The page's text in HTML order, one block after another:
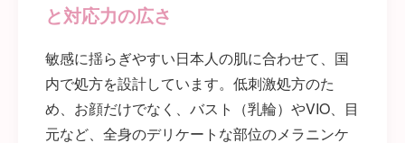
と対応力の広さ
敏感に揺らぎやすい日本人の肌に合わせて、国
内で処方を設計しています。低刺激処方のた
め、お顔だけでなく、バスト（乳輪）やVIO、目
元など、全身のデリケートな部位のメラニンケ